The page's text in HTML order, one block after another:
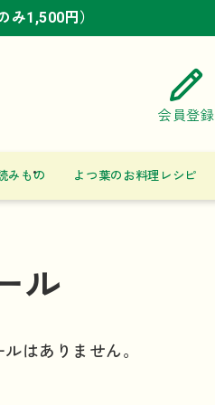
み1,500円）
み1,500円）
み1,500円）
会員登録
みもの よつ葉のお料理レシピ
ル
はありません。